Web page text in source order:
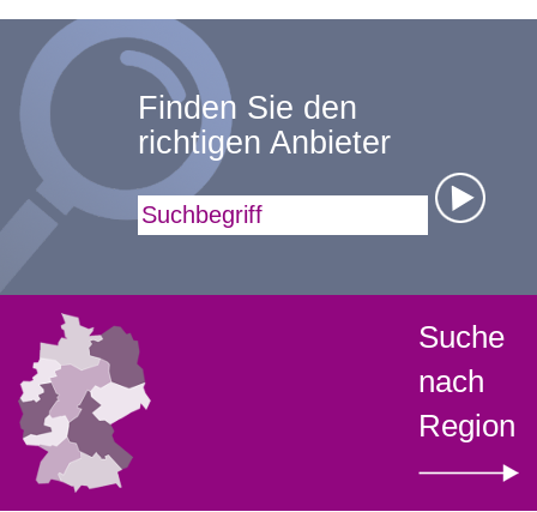
Finden Sie den
richtigen Anbieter
Suchbegriff
Suche
nach
Region